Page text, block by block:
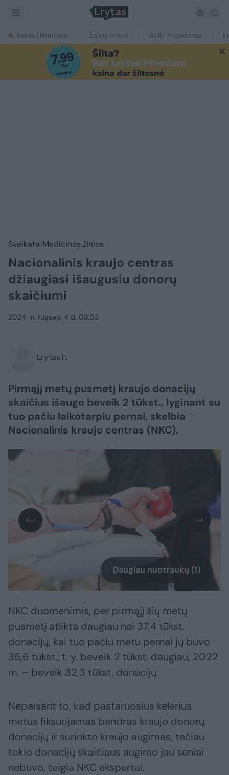
Karas Ukrainoje Žalioji erdvė Ačiū, Prezidente
Sveikata Medicinos žinios
Nacionalinis kraujo centras
džiaugiasi išaugusiu donorų
skaičiumi
2024 m. rugsėjo 4 d. 08:53
Lrytas.lt
Pirmąjį metų pusmetį kraujo donacijų
skaičius išaugo beveik 2 tūkst., lyginant su
tuo pačiu laikotarpiu pernai, skelbia
Nacionalinis kraujo centras (NKC).
Daugiau nuotraukų (1)
NKC duomenimis, per pirmąjį šių metų
pusmetį atlikta daugiau nei 37,4 tūkst.
donacijų, kai tuo pačiu metu pernai jų buvo
35,6 tūkst., t. y. beveik 2 tūkst. daugiau, 2022
m. – beveik 32,3 tūkst. donacijų.
Nepaisant to, kad pastaruosius kelerius
metus fiksuojamas bendras kraujo donorų,
donacijų ir surinkto kraujo augimas, tačiau
tokio donacijų skaičiaus augimo jau seniai
nebuvo, teigia NKC ekspertai.